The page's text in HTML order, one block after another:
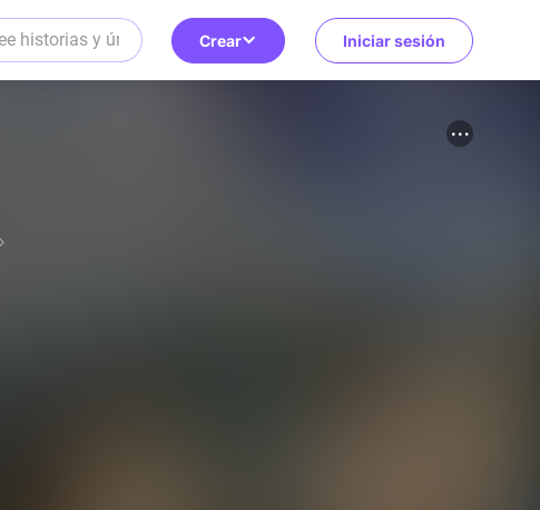
Crear Iniciar sesión